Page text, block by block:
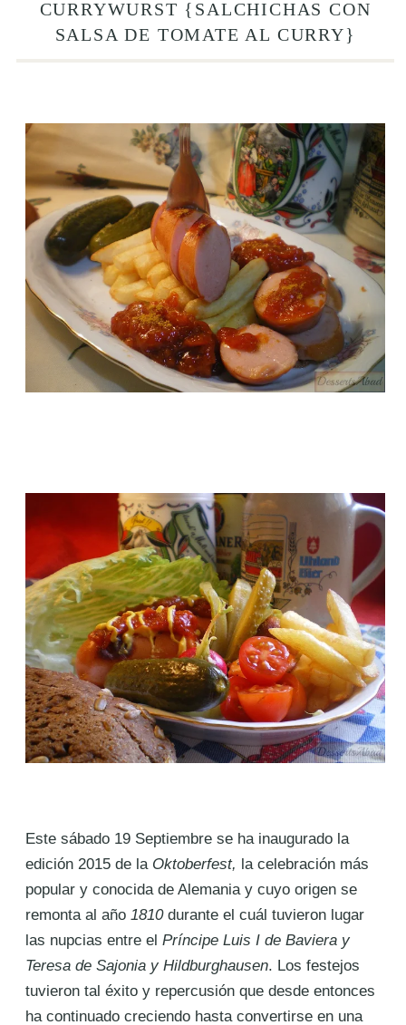
CURRYWURST {SALCHICHAS CON
SALSA DE TOMATE AL CURRY}
Este sábado 19 Septiembre se ha inaugurado la
edición 2015 de la Oktoberfest, la celebración más
popular y conocida de Alemania y cuyo origen se
remonta al año 1810durante el cuál tuvieron lugar
las nupcias entre elPríncipe Luis I de Baviera y
Teresa de Sajonia y Hildburghausen. Los festejos
tuvieron tal éxito y repercusión que desde entonces
ha continuado creciendo hasta convertirse en una